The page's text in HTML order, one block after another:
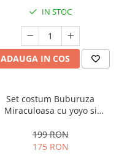
IN STOC
ADAUGA IN COS
Set costum Buburuza
Miraculoasa cu yoyo si
KidMania®
199 RON
175 RON